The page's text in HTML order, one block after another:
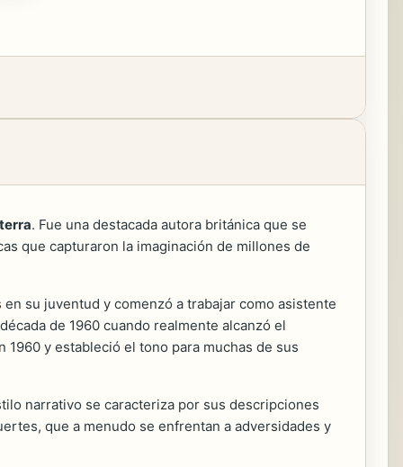
. Fue una destacada autora británica que se
que capturaron la imaginación de millones de
su juventud y comenzó a trabajar como asistente
de 1960 cuando realmente alcanzó el
1960 y estableció el tono para muchas de sus
narrativo se caracteriza por sus descripciones
que a menudo se enfrentan a adversidades y